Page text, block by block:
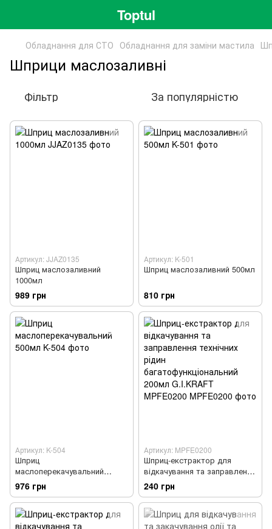
Toptul
Обладнання для СТО Обладнання для заміни мастила
Шприци маслозаливні
Фільтр За популярністю
Артикул: JJAZ0135
Шприц маслозаливний
1000мл
989 грн
Артикул: K-501
Шприц маслозаливний 500мл
810 грн
Артикул: K-504
Шприц
маслоперекачувальний
500мл
976 грн
Артикул: MPFE0200
Шприц-екстрактор для
відкачування та заправлення
технічних рідин
багатофункціональний 200мл
G.I.KRAFT MPFE0200
240 грн